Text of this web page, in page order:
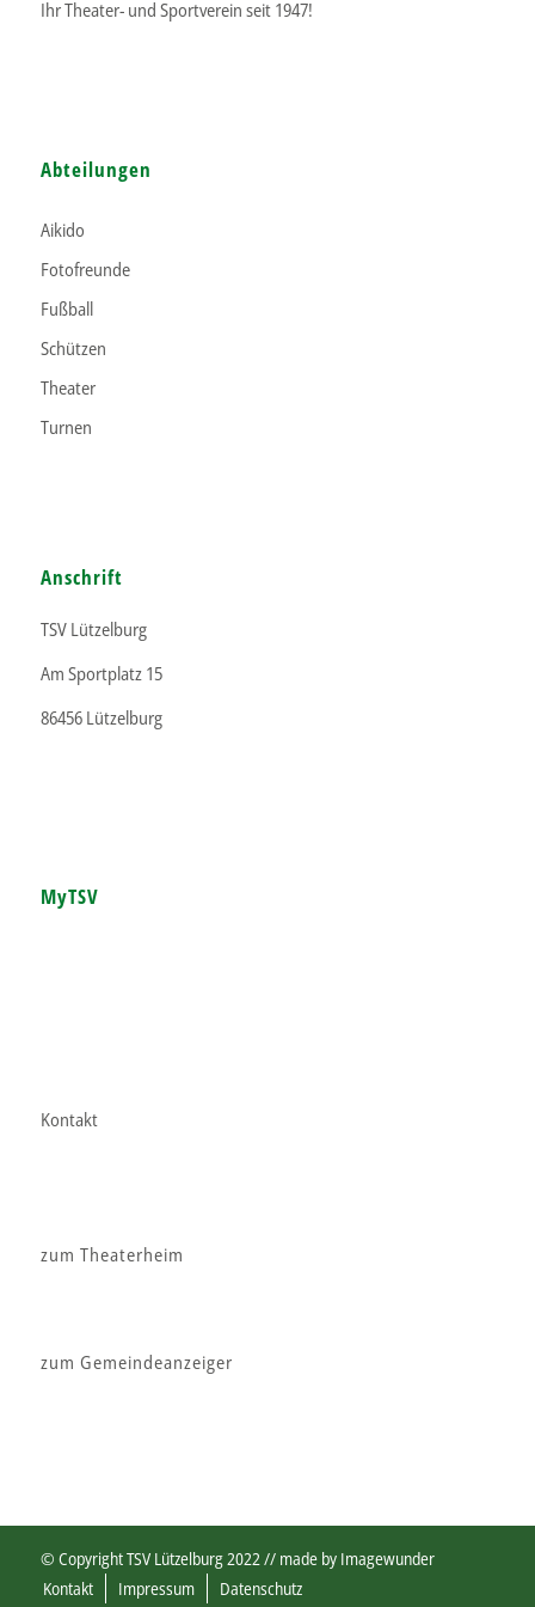
Ihr Theater- und Sportverein seit 1947!
Abteilungen
Aikido
Fotofreunde
Fußball
Schützen
Theater
Turnen
Anschrift
TSV Lützelburg
Am Sportplatz 15
86456 Lützelburg
MyTSV
Kontakt
zum Theaterheim
zum Gemeindeanzeiger
© Copyright TSV Lützelburg 2022 // made by Imagewunder
Kontakt
Impressum Datenschutz